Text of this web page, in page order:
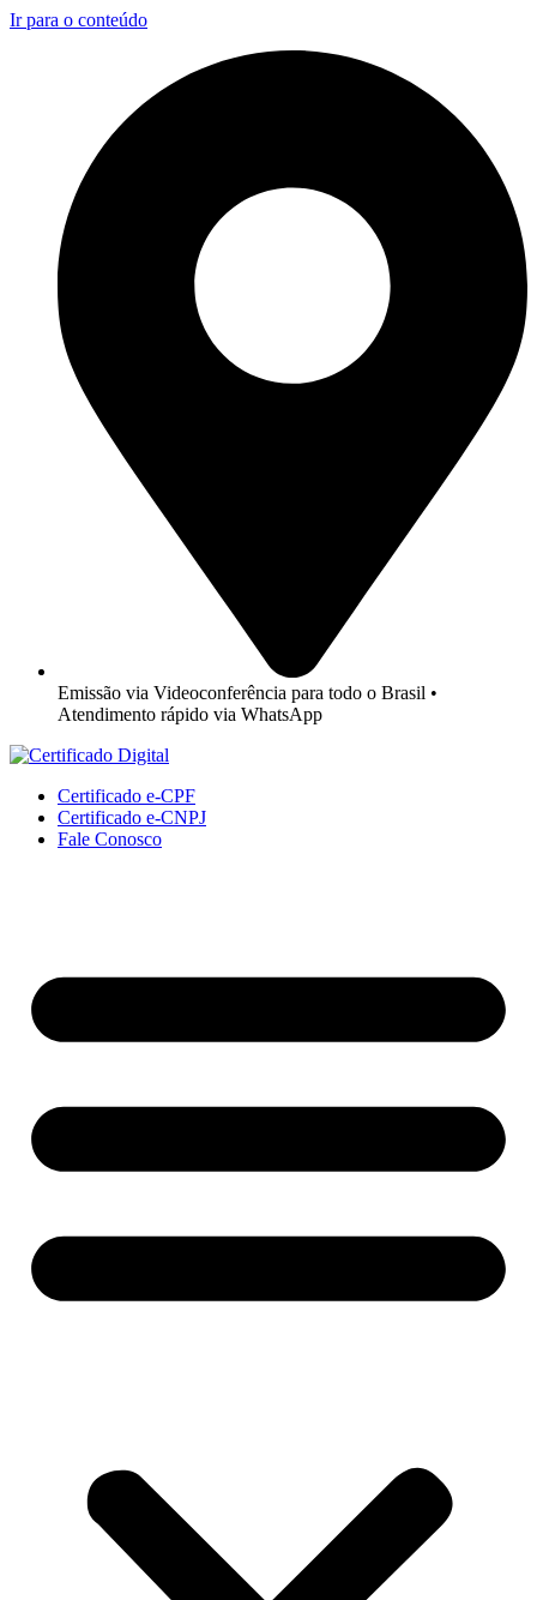
Ir para o conteúdo
Emissão via Videoconferência para todo o Brasil •
Atendimento rápido via WhatsApp
Certificado e-CPF
Certificado e-CNPJ
Fale Conosco